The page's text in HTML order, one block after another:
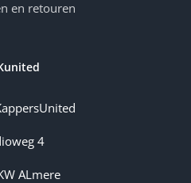
en retouren
4
ALmere